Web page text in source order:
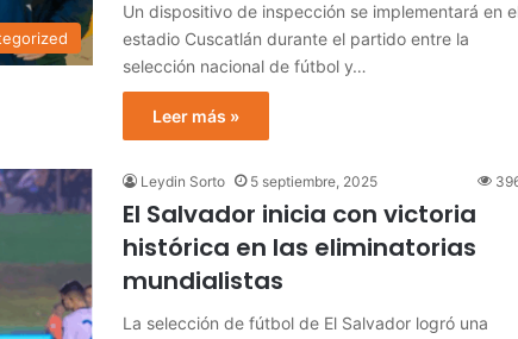
Un dispositivo de inspección se implementará en
estadio Cuscatlán durante el partido entre la
selección nacional de fútbol y…
Leer más »
Leydin Sorto 5 septiembre, 2025
El Salvador inicia con victoria
histórica en las eliminatorias
mundialistas
La selección de fútbol de El Salvador logró una